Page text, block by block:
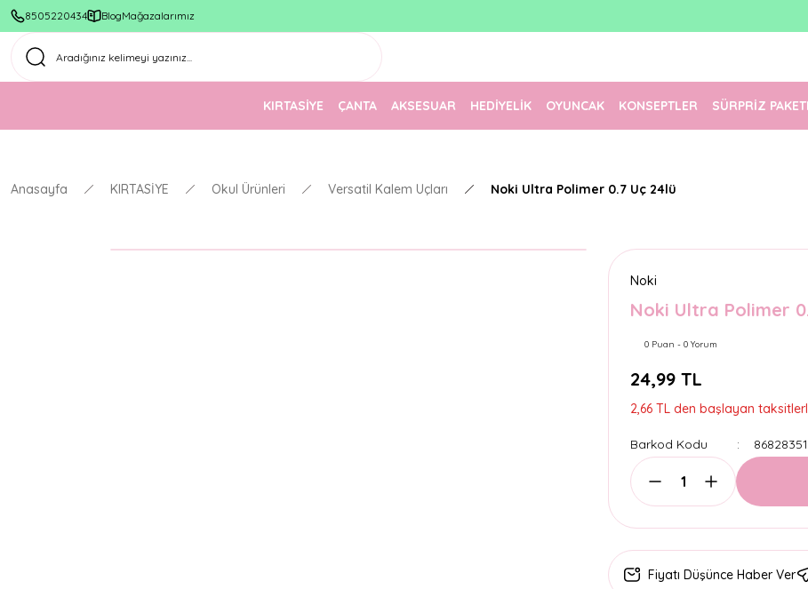
8505220434 BlogMağazalarımız
1500 TL Üzeri Ücretsiz Kargo
KIRTASİYE ÇANTA AKSESUAR HEDİYELİK OYUNCAK KONSEPTLER SÜRPRİZ
Anasayfa KIRTASİYE Okul Ürünleri Versatil Kalem Uçları Noki Ultra Polimer 0.7 Uç 24lü
Noki
Noki Ultra Polimer
0 Puan - 0 Yorum
24,99 TL
2,66 TL den başlayan
Barkod Kodu
Fiyatı Düşünce Haber Ver